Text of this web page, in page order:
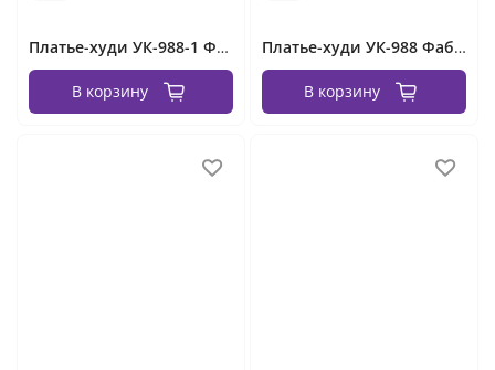
Платье-худи УК-988-1 Фабрика Моды
В корзину
Платье-худи УК-988 Фабрика Моды
В корзину